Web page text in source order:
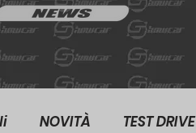
NOVITÀ TEST DRIVE